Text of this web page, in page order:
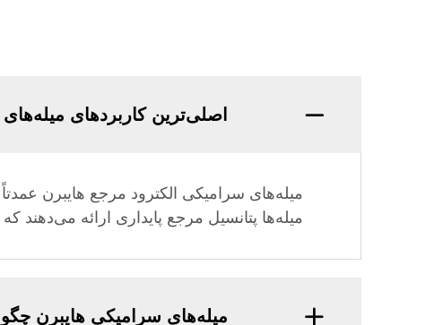
اصلی‌ترین کاربردهای
میله‌های سرامیکی الکترود مرجع هایبرن
میله‌ها پتانسیل مرجع پایداری ارائه می‌دهند
میله‌های سرامیکی هایبرن